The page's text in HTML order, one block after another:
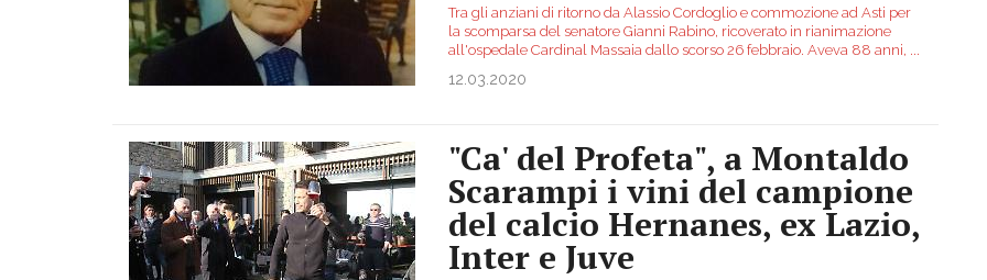
Tra gli anziani di ritorno da Alassio Cordoglio e commozione ad Asti per
la scomparsa del senatore Gianni Rabino, ricoverato in rianimazione
all'ospedale Cardinal Massaia dallo scorso 26 febbraio. Aveva 88 anni,
12.03.2020
"Ca' del Profeta", a Montaldo
Scarampi i vini del campione
del calcio Hernanes, ex Lazio,
Inter e Juve